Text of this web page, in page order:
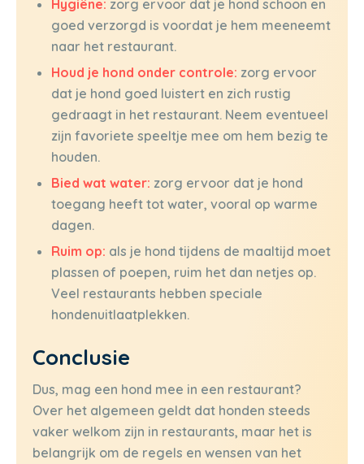
Hygiëne: zorg ervoor dat je hond schoon en
goed verzorgd is voordat je hem meeneemt
naar het restaurant.
Houd je hond onder controle: zorg ervoor
dat je hond goed luistert en zich rustig
gedraagt in het restaurant. Neem eventueel
zijn favoriete speeltje mee om hem bezig te
houden.
Bied wat water: zorg ervoor dat je hond
toegang heeft tot water, vooral op warme
dagen.
Ruim op: als je hond tijdens de maaltijd moet
plassen of poepen, ruim het dan netjes op.
Veel restaurants hebben speciale
hondenuitlaatplekken.
Conclusie
Dus, mag een hond mee in een restaurant?
Over het algemeen geldt dat honden steeds
vaker welkom zijn in restaurants, maar het is
belangrijk om de regels en wensen van het